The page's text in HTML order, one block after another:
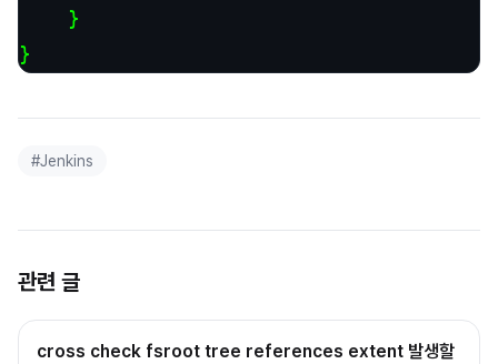
    }
}
#Jenkins
관련 글
cross check fsroot tree references extent 발생할